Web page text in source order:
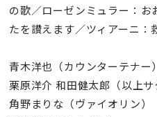
の歌／ローゼンミュラー：
たを讃えます／ツィアーニ：
青木洋也（カウンターテナー）
栗原洋介 和田健太郎（以上サ
角野まりな（ヴァイオリン）